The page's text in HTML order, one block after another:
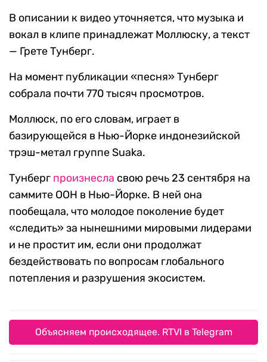
В описании к видео уточняется, что музыка и
вокал в клипе принадлежат Моллюску, а текст
— Грете Тунберг.
На момент публикации «песня» Тунберг
собрала почти 770 тысяч просмотров.
Моллюск, по его словам, играет в
базирующейся в Нью-Йорке индонезийской
трэш-метал группе Suaka.
Тунберг произнесла свою речь 23 сентября на
саммите ООН в Нью-Йорке. В ней она
пообещала, что молодое поколение будет
«следить» за нынешними мировыми лидерами
и не простит им, если они продолжат
бездействовать по вопросам глобального
потепления и разрушения экосистем.
Объясняем происходящее. RTVI в Telegram